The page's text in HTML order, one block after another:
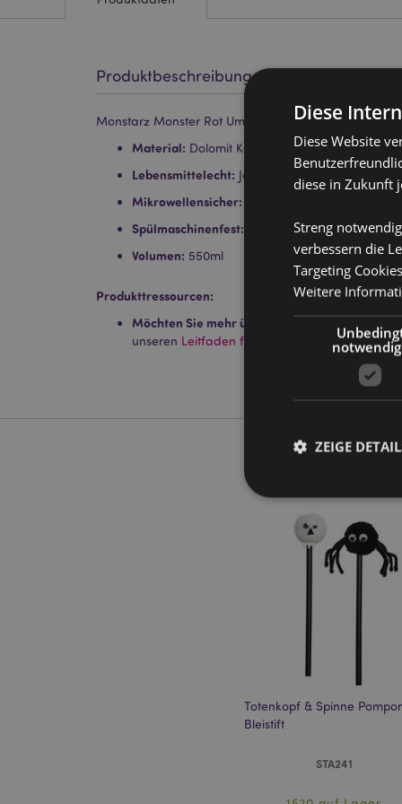
Produktbeschreibung
Monstarz Monster Rot Umgedrehter Becher
Material: Dolomit Keramik
Lebensmittelecht: Ja
Mikrowellensicher:
Spülmaschinenfest:
Volumen: 550ml
Produkttressourcen:
Möchten Sie mehr über den Einkauf bei
unseren Leitfaden für Kundeninformationen.
Totenkopf & Spinne
Bleistift
STA241
Diese
Diese Website
diese in Zukunft
Streng
verbessern die
Targeting
Weitere
ZEIGE
Streng-
Ohne unbedingt
mage-cache-